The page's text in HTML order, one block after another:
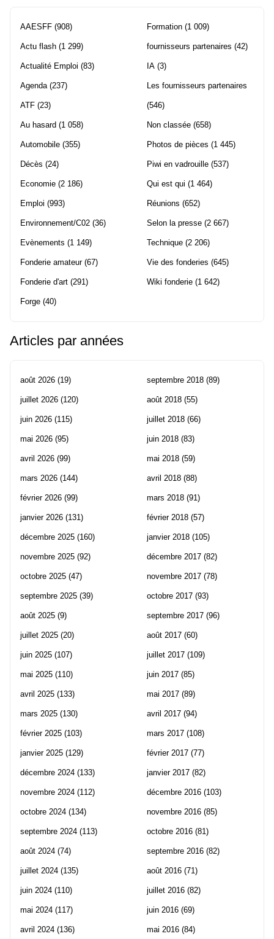
AAESFF (908)
Actu flash (1 299)
Actualité Emploi (83)
Agenda (237)
ATF (23)
Au hasard (1 058)
Automobile (355)
Décès (24)
Economie (2 186)
Emploi (993)
Environnement/C02 (36)
Evènements (1 149)
Fonderie amateur(67)
Fonderie d'art (291)
Forge (40)
Formation (1 009)
fournisseurs partenaires (42)
IA (3)
Les fournisseurs partenaires
(546)
Non classée (658)
Photos de pièces (1 445)
Piwi en vadrouille (537)
Qui est qui (1 464)
Réunions (652)
Selon la presse (2 667)
Technique (2 206)
Vie des fonderies (645)
Wiki fonderie (1 642)
Articles par années
août 2026 (19)
juillet 2026 (120)
juin 2026 (115)
mai 2026 (95)
avril 2026 (99)
mars 2026 (144)
février 2026 (99)
janvier 2026 (131)
décembre 2025 (160)
novembre 2025 (92)
octobre 2025 (47)
septembre 2025 (39)
août 2025 (9)
juillet 2025 (20)
juin 2025 (107)
mai 2025 (110)
avril 2025 (133)
mars 2025 (130)
février 2025 (103)
janvier 2025 (129)
décembre 2024 (133)
novembre 2024 (112)
octobre 2024 (134)
septembre 2024 (113)
août 2024 (74)
juillet 2024 (135)
juin 2024 (110)
mai 2024 (117)
avril 2024 (136)
septembre 2018 (89)
août 2018 (55)
juillet 2018 (66)
juin 2018 (83)
mai 2018 (59)
avril 2018 (88)
mars 2018 (91)
février 2018 (57)
janvier 2018 (105)
décembre 2017 (82)
novembre 2017 (78)
octobre 2017 (93)
septembre 2017 (96)
août 2017 (60)
juillet 2017 (109)
juin 2017 (85)
mai 2017 (89)
avril 2017 (94)
mars 2017 (108)
février 2017 (77)
janvier 2017 (82)
décembre 2016 (103)
novembre 2016 (85)
octobre 2016 (81)
septembre 2016 (82)
août 2016 (71)
juillet 2016 (82)
juin 2016 (69)
mai 2016 (84)